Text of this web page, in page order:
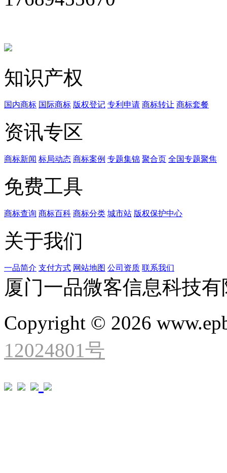
知识产权
国内商标 国际商标 版权登记 专利申请 商标转让 商标套餐
资讯专区
商标新闻 标局动态 商标案例 专题集锦 聚合页 全国专题聚焦
免费工具
商标查询 商标百科 商标分类 城市站 版权保护中心
关于我们
一品简介 支付方式 网站地图 公司资质 联系我们
厦门一品微客信息科技
Copyright © 2026
12024801号